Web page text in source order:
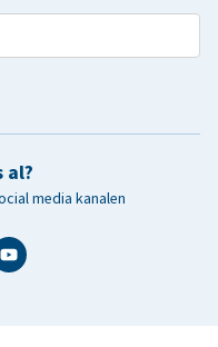
al?
media kanalen